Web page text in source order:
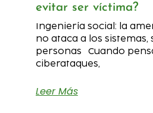
evitar ser víctima?
Ingeniería social: la
no ataca a los sistemas,
personas Cuando
ciberataques,
Leer Más